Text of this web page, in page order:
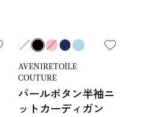
AVENIRETOILE
COUTURE
パールボタン半袖ニ
ットカーディガン